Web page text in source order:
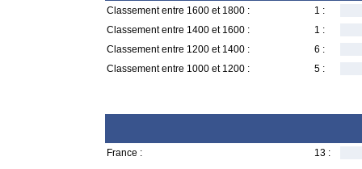
Classement entre 1600 et 1800 :
1 :
Classement entre 1400 et 1600 :
1 :
Classement entre 1200 et 1400 :
6 :
Classement entre 1000 et 1200 :
5 :
France : 13 :